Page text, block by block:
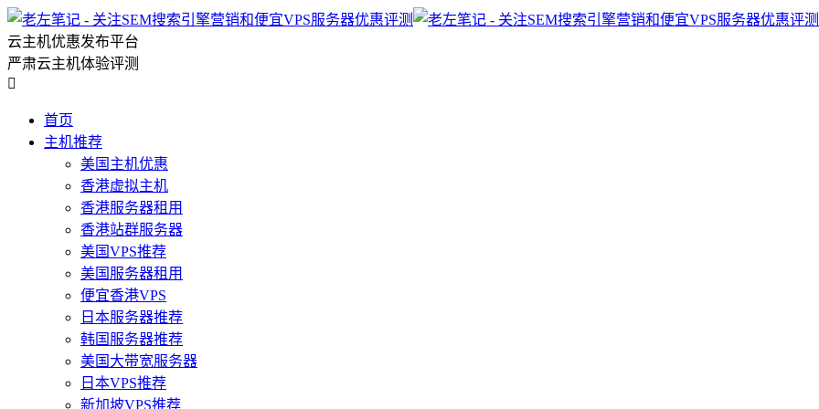
云主机优惠发布平台
严肃云主机体验评测

首页
主机推荐
美国主机优惠
香港虚拟主机
香港服务器租用
香港站群服务器
美国VPS推荐
美国服务器租用
便宜香港VPS
日本服务器推荐
韩国服务器推荐
美国大带宽服务器
日本VPS推荐
新加坡VPS推荐